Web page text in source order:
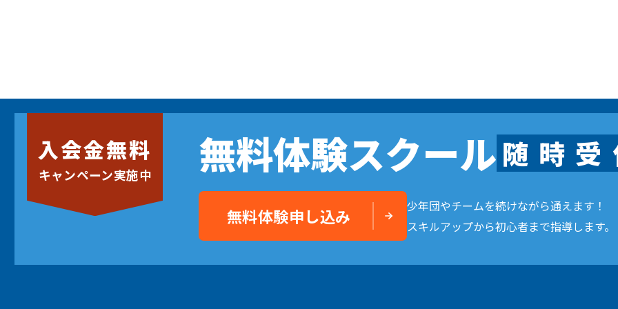
入会金無料
キャンペーン実施中 無料体験スクール 随 時 受
少年団やチームを続けながら通えます！
スキルアップから初心者まで指導します。
無料体験申し込み